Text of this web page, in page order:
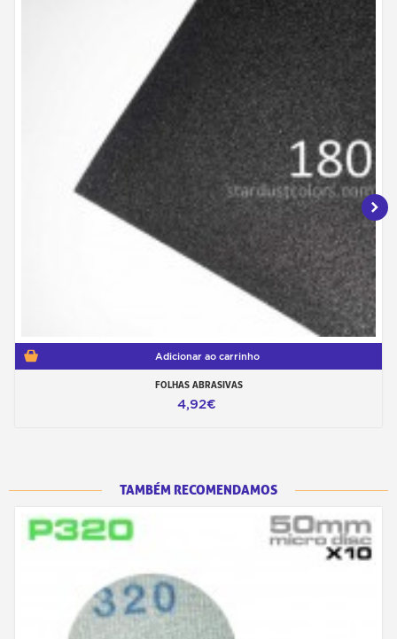
Adicionar ao carrinho
FOLHAS ABRASIVAS
4,92€
TAMBÉM RECOMENDAMOS